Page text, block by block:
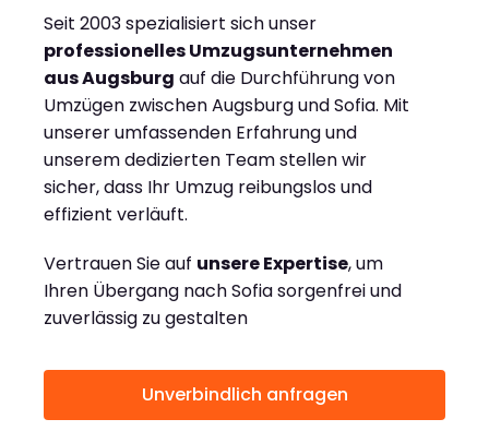
Seit 2003 spezialisiert sich unser
professionelles Umzugsunternehmen
aus Augsburg auf die Durchführung von
Umzügen zwischen Augsburg und Sofia. Mit
unserer umfassenden Erfahrung und
unserem dedizierten Team stellen wir
sicher, dass Ihr Umzug reibungslos und
effizient verläuft.
Vertrauen Sie auf unsere Expertise, um
Ihren Übergang nach Sofia sorgenfrei und
zuverlässig zu gestalten
Unverbindlich anfragen